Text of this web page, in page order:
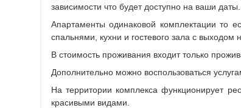
зависимости что будет доступно на ваши даты.
Апартаменты одинаковой комплектации то
спальнями, кухни и гостевого зала с
В стоимость проживания входит только
Дополнительно можно воспользоваться
На территории комплекса функционирует
красивыми видами.